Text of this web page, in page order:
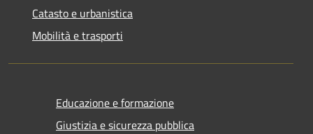
Catasto e urbanistica
Mobilità e trasporti
Educazione e formazione
Giustizia e sicurezza pubblica